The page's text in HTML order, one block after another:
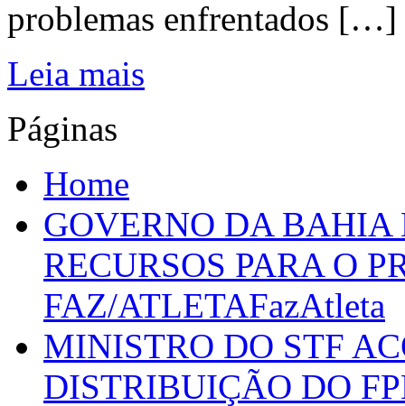
problemas enfrentados […]
Leia mais
Páginas
Home
GOVERNO DA
RECURSOS PARA O
FAZ/ATLETAFazAtleta
MINISTRO DO STF
DISTRIBUIÇÃO DO